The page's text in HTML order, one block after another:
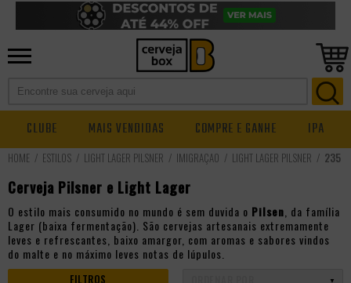
CLUBE MAIS VENDIDAS COMPRE E GANHE IPA
ESTILOS LIGHT LAGER PILSNER IMIGRAÇÃO LIGHT LAGER PILSNER 235
Cerveja Pilsner e Light Lager
O estilo mais consumido no mundo é sem duvida o Pilsen , da família
Lager (baixa fermentação). São cervejas artesanais extremamente
leves e refrescantes, baixo amargor, com aromas e sabores vindos
do malte e no máximo leves notas de lúpulos.
FILTROS